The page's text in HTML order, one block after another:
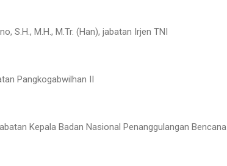
S.H., M.H., M.Tr. (Han), jabatan Irjen TNI
Pangkogabwilhan II
Kepala Badan Nasional Penanggulangan Bencana